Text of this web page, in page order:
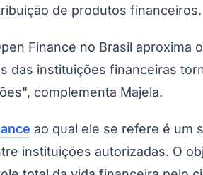
de produtos financeiros.
Finance no Brasil aproxima
das instituições financeiras
complementa Majela.
ao qual ele se refere é um
instituições autorizadas. O